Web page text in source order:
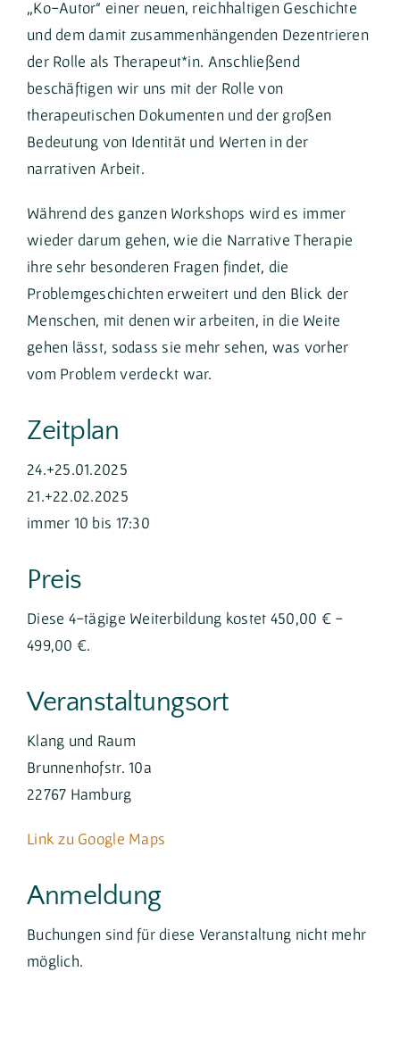
„Ko-Autor“ einer neuen, reichhaltigen Geschichte
und dem damit zusammenhängenden Dezentrieren
der Rolle als Therapeut*in. Anschließend
beschäftigen wir uns mit der Rolle von
therapeutischen Dokumenten und der großen
Bedeutung von Identität und Werten in der
narrativen Arbeit.
Während des ganzen Workshops wird es immer
wieder darum gehen, wie die Narrative Therapie
ihre sehr besonderen Fragen findet, die
Problemgeschichten erweitert und den Blick der
Menschen, mit denen wir arbeiten, in die Weite
gehen lässt, sodass sie mehr sehen, was vorher
vom Problem verdeckt war.
Zeitplan
24.+25.01.2025
21.+22.02.2025
immer 10 bis 17:30
Preis
Diese 4-tägige Weiterbildung kostet 450,00 € -
499,00 €.
Veranstaltungsort
Klang und Raum
Brunnenhofstr. 10a
22767 Hamburg
Link zu Google Maps
Anmeldung
Buchungen sind für diese Veranstaltung nicht mehr
möglich.